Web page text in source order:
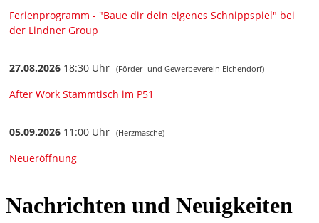
Nachrichten und Neuigkeiten